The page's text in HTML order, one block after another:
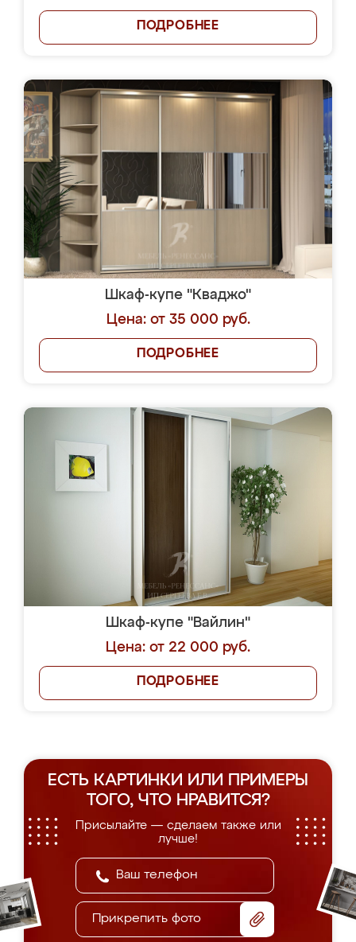
ПОДРОБНЕЕ
Шкаф-купе "Кваджо"
Цена: от 35 000 руб.
ПОДРОБНЕЕ
Шкаф-купе "Вайлин"
Цена: от 22 000 руб.
ПОДРОБНЕЕ
ЕСТЬ КАРТИНКИ ИЛИ ПРИМЕРЫ
ТОГО, ЧТО НРАВИТСЯ?
Присылайте — сделаем также или
лучше!
Прикрепить фото